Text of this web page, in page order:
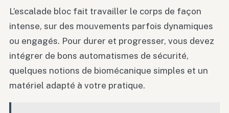
L’escalade bloc fait travailler le corps de façon
intense, sur des mouvements parfois dynamiques
ou engagés. Pour durer et progresser, vous devez
intégrer de bons automatismes de sécurité,
quelques notions de biomécanique simples et un
matériel adapté à votre pratique.